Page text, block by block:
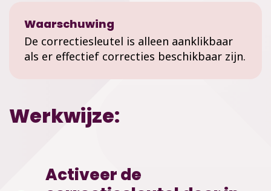
Werkwijze:
Waarschuwing
De correctiesleutel is alleen aanklikbaar
als er effectief correcties beschikbaar zijn.
Activeer de